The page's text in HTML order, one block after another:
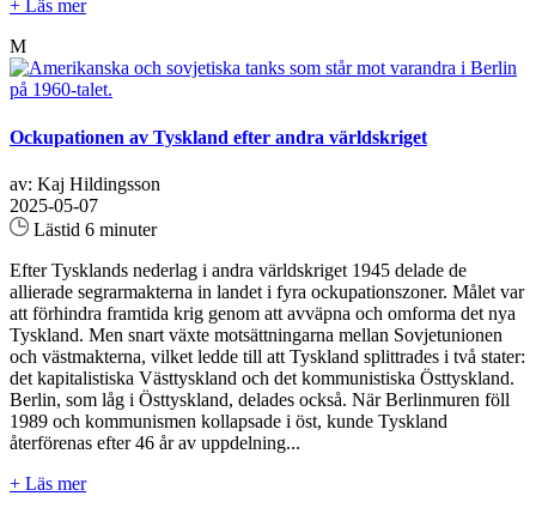
+ Läs mer
M
Ockupationen av Tyskland efter andra världskriget
av: Kaj Hildingsson
2025-05-07
Lästid 6 minuter
Efter Tysklands nederlag i andra världskriget 1945 delade de
allierade segrarmakterna in landet i fyra ockupationszoner. Målet var
att förhindra framtida krig genom att avväpna och omforma det nya
Tyskland. Men snart växte motsättningarna mellan Sovjetunionen
och västmakterna, vilket ledde till att Tyskland splittrades i två stater:
det kapitalistiska Västtyskland och det kommunistiska Östtyskland.
Berlin, som låg i Östtyskland, delades också. När Berlinmuren föll
1989 och kommunismen kollapsade i öst, kunde Tyskland
återförenas efter 46 år av uppdelning...
+ Läs mer